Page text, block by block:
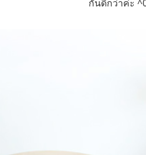
กันดีกว่าค่ะ